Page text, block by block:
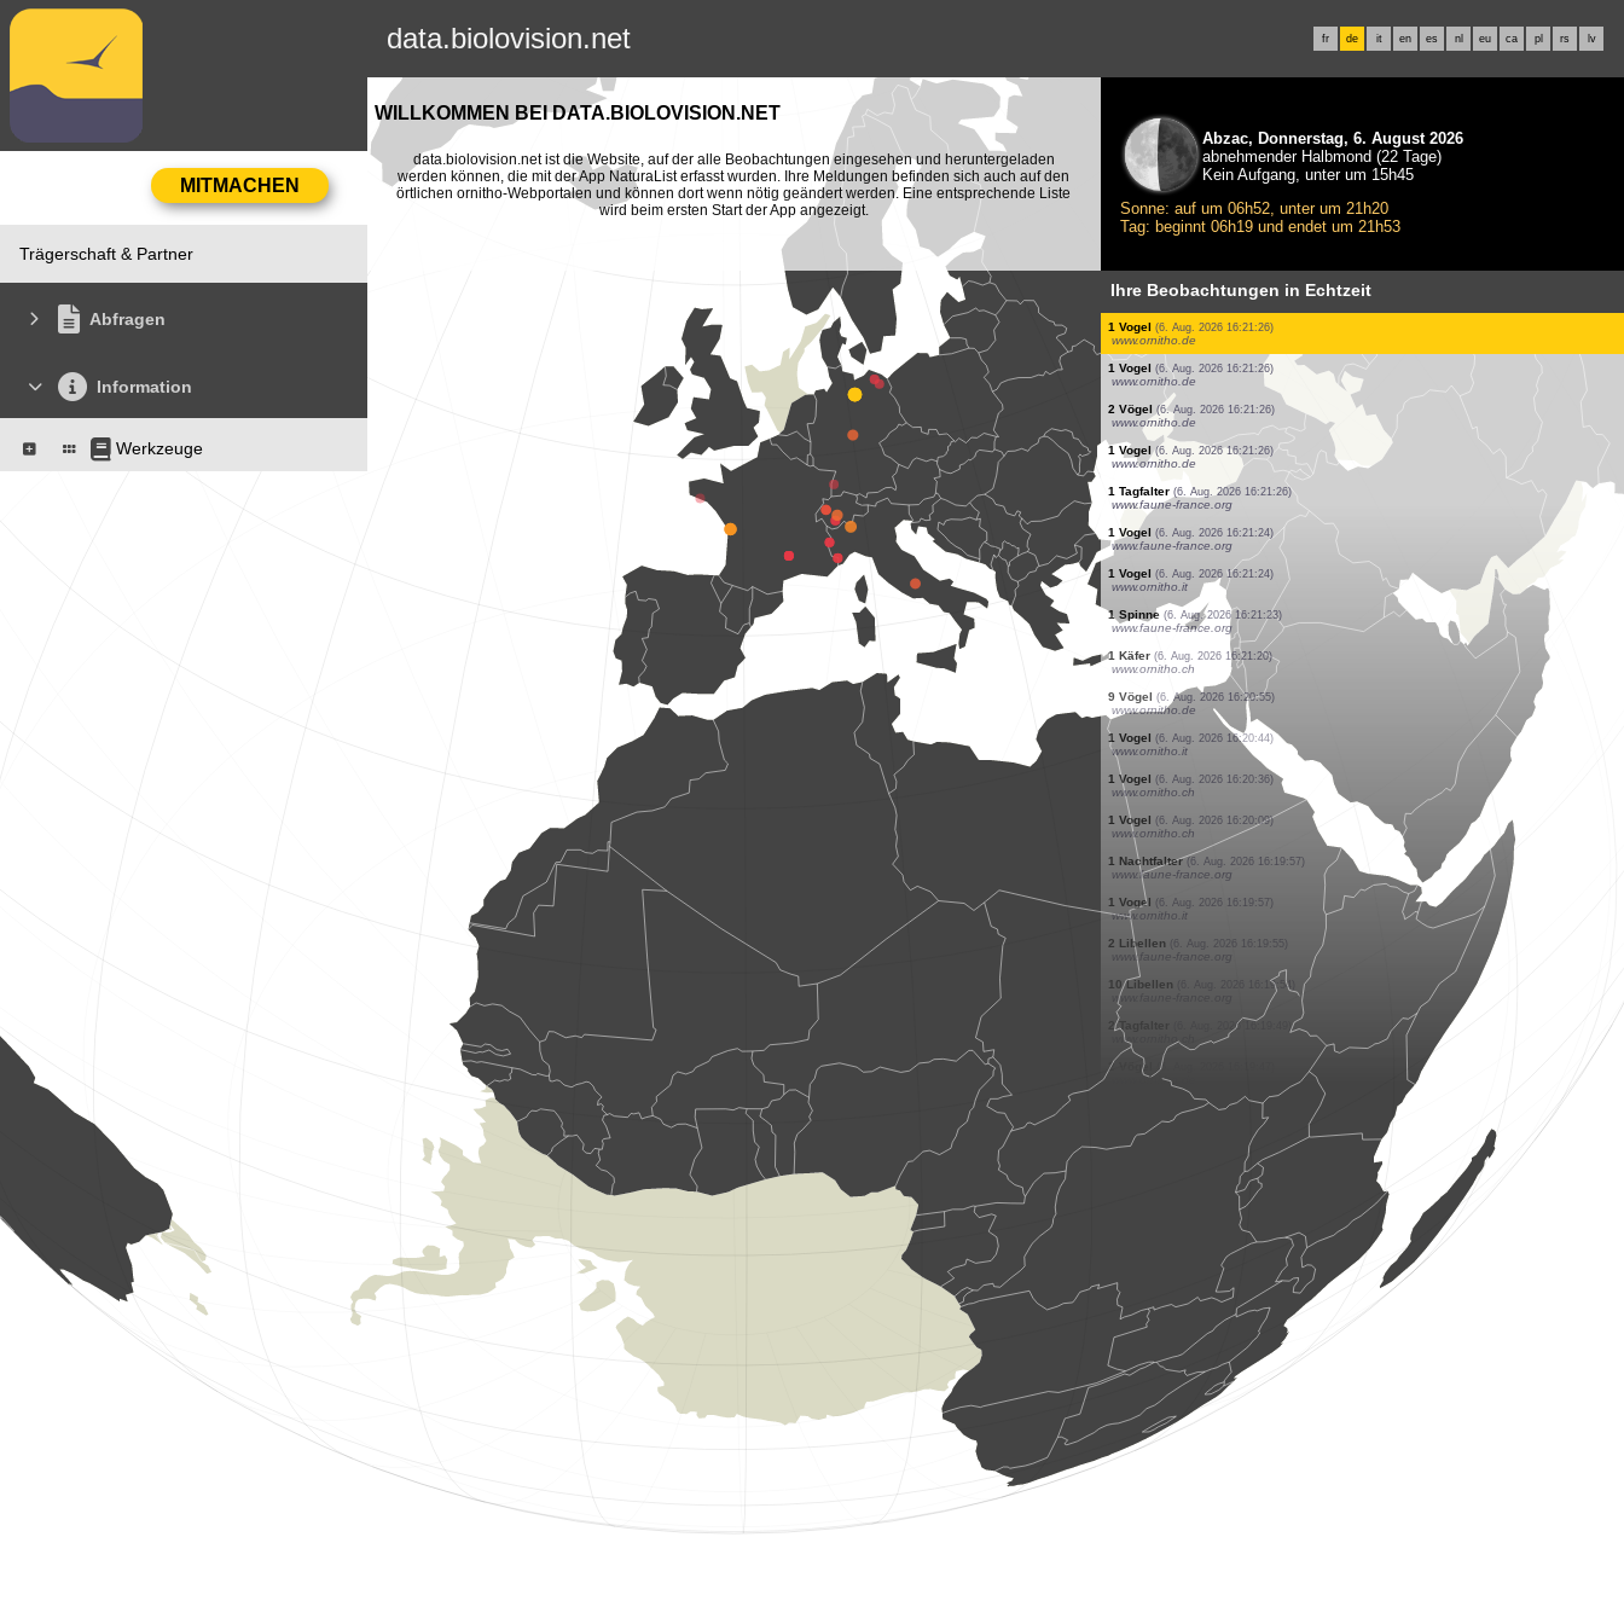
data.biolovision.net fr de it en es nl eu ca pl rs lv
Trägerschaft & Partner
Abfragen
Information
Werkzeuge
WILLKOMMEN BEI DATA.BIOLOVISION.NET
data.biolovision.net ist die Website, auf der alle Beobachtungen eingesehen und heruntergeladen
werden können, die mit der App NaturaList erfasst wurden. Ihre Meldungen befinden sich auch auf den
örtlichen ornitho-Webportalen und können dort wenn nötig geändert werden. Eine entsprechende Liste
wird beim ersten Start der App angezeigt.
Abzac, Donnerstag, 6. August 2026
abnehmender Halbmond (22 Tage)
Kein Aufgang, unter um 15h45
Sonne: auf um 06h52, unter um 21h20
Tag: beginnt 06h19 und endet um 21h53
Ihre Beobachtungen in Echtzeit
3 Vögel (6. Aug. 2026 16:21:29)
www.faune-france.org
1 Tagfalter (6. Aug. 2026 16:21:28)
www.faune-france.org
2 Tagfalter (6. Aug. 2026 16:21:28)
www.faune-france.org
2 Vögel (6. Aug. 2026 16:21:28)
www.ornitho.it
1 Vogel (6. Aug. 2026 16:21:28)
www.ornitho.de
1 Vogel (6. Aug. 2026 16:21:27)
www.ornitho.de
1 Vogel (6. Aug. 2026 16:21:26)
www.ornitho.de
1 Vogel (6. Aug. 2026 16:21:26)
www.ornitho.de
1 Vogel (6. Aug. 2026 16:21:26)
www.ornitho.de
2 Vögel (6. Aug. 2026 16:21:26)
www.ornitho.de
1 Vogel (6. Aug. 2026 16:21:26)
www.ornitho.de
1 Tagfalter (6. Aug. 2026 16:21:26)
www.faune-france.org
1 Vogel (6. Aug. 2026 16:21:24)
www.faune-france.org
1 Vogel (6. Aug. 2026 16:21:24)
www.ornitho.it
1 Spinne (6. Aug. 2026 16:21:23)
www.faune-france.org
1 Käfer (6. Aug. 2026 16:21:20)
www.ornitho.ch
9 Vögel (6. Aug. 2026 16:20:55)
www.ornitho.de
1 Vogel (6. Aug. 2026 16:20:44)
www.ornitho.it
1 Vogel (6. Aug. 2026 16:20:36)
www.ornitho.ch
(6. Aug. 2026 16:20:09)
www.ornitho.ch
1 Nachtfalter (6. Aug. 2026 16:19:57)
(6. Aug. 2026 16:19:57)
(6. Aug. 2026 16:19:55)
(6. Aug. 2026 16:19:54)
www.faune-france.org
2 Tagfalter (6. Aug. 2026 16:19:49)
www.ornitho.ch
2 Vögel (6. Aug. 2026 16:19:47)
www.ornitho.de
(6. Aug. 2026 16:19:40)
www.ornitho.it
1 Libelle (6. Aug. 2026 16:19:40)
www.faune-france.org